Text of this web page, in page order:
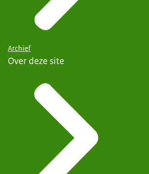
Archief
Over deze site